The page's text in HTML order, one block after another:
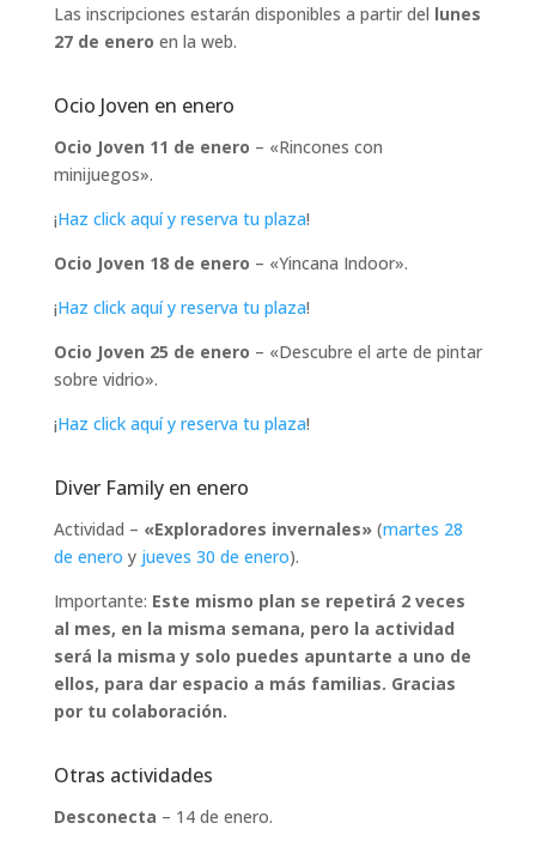
Las inscripciones estarán disponibles a partir del lunes
27 de enero en la web.
Ocio Joven en enero
Ocio Joven 11 de enero – «Rincones con
minijuegos».
¡Haz click aquí y reserva tu plaza!
Ocio Joven 18 de enero – «Yincana Indoor».
¡Haz click aquí y reserva tu plaza!
Ocio Joven 25 de enero – «Descubre el arte de pintar
sobre vidrio».
¡Haz click aquí y reserva tu plaza!
Diver Family en enero
Actividad – «Exploradores invernales»(martes 28
de enero y jueves 30 de enero).
Importante: Este mismo plan se repetirá 2 veces
al mes, en la misma semana, pero la actividad
será la misma y solo puedes apuntarte a uno de
ellos, para dar espacio a más familias. Gracias
por tu colaboración.
Otras actividades
Desconecta – 14 de enero.